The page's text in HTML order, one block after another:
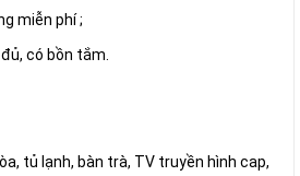
miễn phí ;
có bồn tắm.
tủ lạnh, bàn trà, TV truyền hình cap,